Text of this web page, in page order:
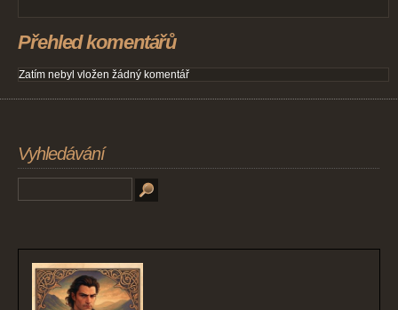
Přehled komentářů
Zatím nebyl vložen žádný komentář
Vyhledávání